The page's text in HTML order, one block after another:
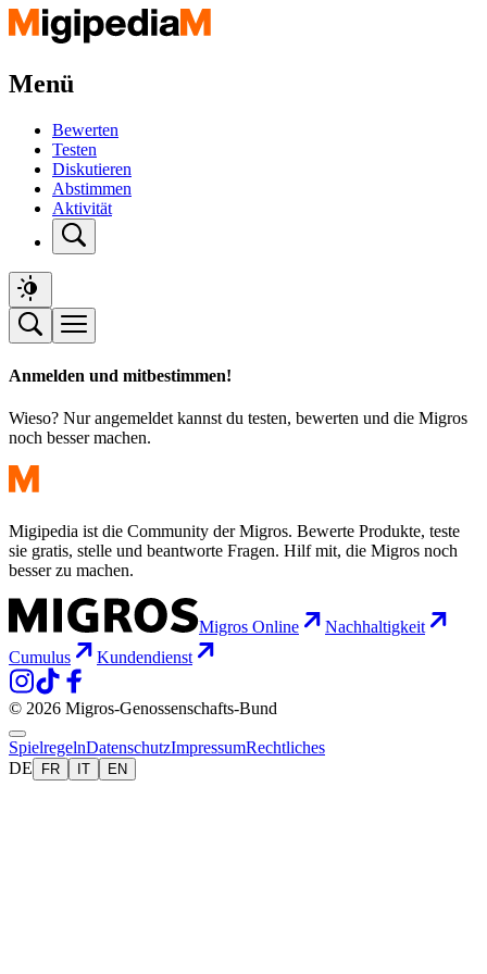
Menü
Bewerten
Testen
Diskutieren
Abstimmen
Aktivität
Anmelden und mitbestimmen!
Wieso? Nur angemeldet kannst du testen, bewerten und die Migros
noch besser machen.
Migipedia ist die Community der Migros. Bewerte Produkte, teste
sie gratis, stelle und beantworte Fragen. Hilf mit, die Migros noch
besser zu machen.
Migros Online
Nachhaltigkeit
Cumulus
Kundendienst
© 2026 Migros-Genossenschafts-Bund
SpielregelnDatenschutzImpressumRechtliches
DE
FR IT EN